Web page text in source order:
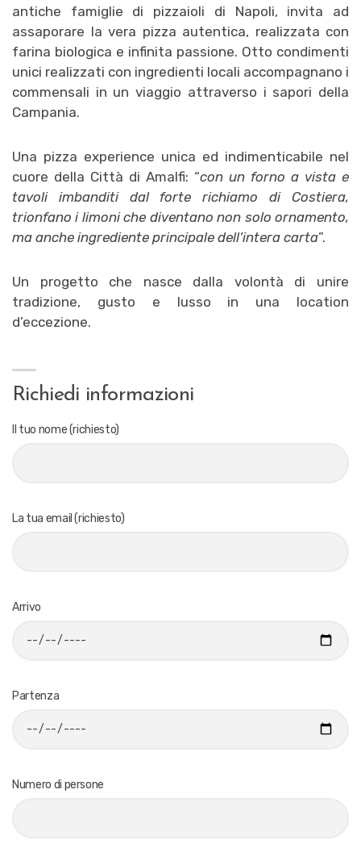
antiche famiglie di pizzaioli di Napoli, invita ad
assaporare la vera pizza autentica, realizzata con
farina biologica e infinita passione. Otto condimenti
unici realizzati con ingredienti locali accompagnano i
commensali in un viaggio attraverso i sapori della
Campania.
Una pizza experience unica ed indimenticabile nel
cuore della Città di Amalfi: “con un forno a vista e
tavoli imbanditi dal forte richiamo di Costiera,
trionfano i limoni che diventano non solo ornamento,
ma anche ingrediente principale dell’intera carta”.
Un progetto che nasce dalla volontà di unire
tradizione, gusto e lusso in una location
d’eccezione.
Richiedi informazioni
Il tuo nome (richiesto)
La tua email (richiesto)
Arrivo
Partenza
Numero di persone